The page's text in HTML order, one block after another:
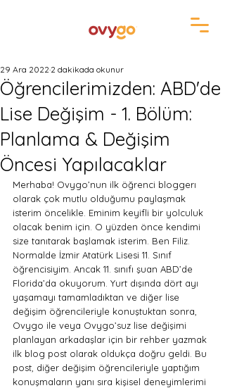
Öğrencilerimizden: ABD'de
Lise Değişim - 1. Bölüm:
Planlama & Değişim
Öncesi Yapılacaklar
29 Ara 2022 2 dakikada okunur
Merhaba! Ovygo’nun ilk öğrenci bloggerı
olarak çok mutlu olduğumu paylaşmak
isterim öncelikle. Eminim keyifli bir yolculuk
olacak benim için. O yüzden önce kendimi
size tanıtarak başlamak isterim. Ben Filiz.
Normalde İzmir Atatürk Lisesi 11. Sınıf
öğrencisiyim. Ancak 11. sınıfı şuan ABD’de
Florida’da okuyorum. Yurt dışında dört ayı
yaşamayı tamamladıktan ve diğer lise
değişim öğrencileriyle konuştuktan sonra,
Ovygo ile veya Ovygo’suz lise değişimi
planlayan arkadaşlar için bir rehber yazmak
ilk blog post olarak oldukça doğru geldi. Bu
post, diğer değişim öğrencileriyle yaptığım
konuşmaların yanı sıra kişisel deneyimlerimi